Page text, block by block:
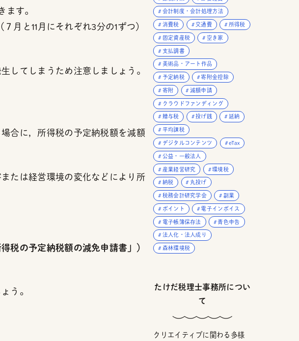
す。
月と11月にそれぞれ3分の1ずつ）
してしまうため注意しましょう。
合に，所得税の予定納税額を減額
たは経営環境の変化などにより所
税の予定納税額の減免申請書」）
う。
会計制度・会計処理方法
消費税
交通費
所得税
固定資産税
空き家
支払調書
美術品・アート作品
予定納税
寄附金控除
寄附
減額申請
クラウドファンディング
贈与税
投げ銭
延納
平均課税
デジタルコンテンツ
eTax
公益・一般法人
産業経営研究
環境税
納税
丸投げ
税務会計研究学会
副業
ポイント
電子インボイス
電子帳簿保存法
青色申告
法人化・法人成り
森林環境税
たけだ税理士事務所につい
て
クリエイティブに関わる多様